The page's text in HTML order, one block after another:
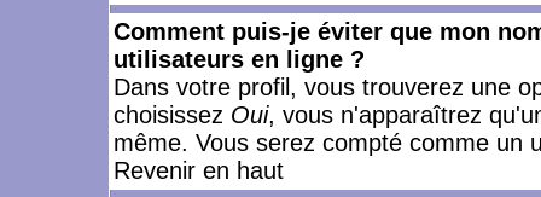
Comment puis-je éviter que mon
utilisateurs en ligne ?
Dans votre profil, vous trouverez une
choisissez Oui, vous n'apparaîtrez
même. Vous serez compté comme un
Revenir en haut